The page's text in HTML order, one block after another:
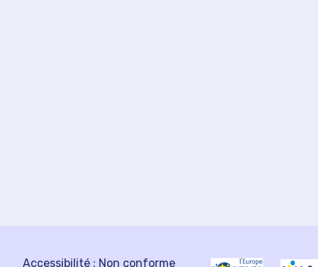
Accessibilité : Non conforme